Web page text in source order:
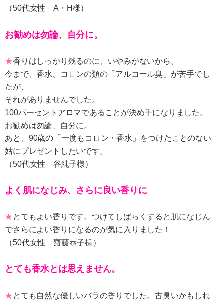
（50代女性 A・H様）
お勧めは勿論、自分に。
★香りはしっかり残るのに、いやみがないから。
今まで、香水、コロンの類の「アルコール臭」が苦手でし
たが、
それがありませんでした。
100パーセントアロマであることが決め手になりました。
お勧めは勿論、自分に。
あと、90歳の「一度もコロン・香水」をつけたことのない
姑にプレゼントしたいです。
（50代女性 谷純子様）
よく肌になじみ、さらに良い香りに
★とてもよい香りです。つけてしばらくすると肌になじん
でさらによい香りになるのが気に入りました！
（50代女性 齋藤恭子様）
とても香水とは思えません。
★とても自然な優しいバラの香りでした。古臭いかもしれ